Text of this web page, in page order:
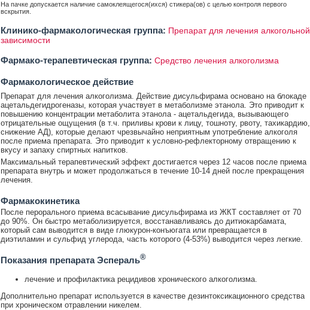
На пачке допускается наличие самоклеящегося(ихся) стикера(ов) с целью контроля первого
вскрытия.
Клинико-фармакологическая группа: Препарат для лечения алкогольной
зависимости
Фармако-терапевтическая группа: Средство лечения алкоголизма
Фармакологическое действие
Препарат для лечения алкоголизма. Действие дисульфирама основано на блокаде
ацетальдегидрогеназы, которая участвует в метаболизме этанола. Это приводит к
повышению концентрации метаболита этанола - ацетальдегида, вызывающего
отрицательные ощущения (в т.ч. приливы крови к лицу, тошноту, рвоту, тахикардию,
снижение АД), которые делают чрезвычайно неприятным употребление алкоголя
после приема препарата. Это приводит к условно-рефлекторному отвращению к
вкусу и запаху спиртных напитков.
Максимальный терапевтический эффект достигается через 12 часов после приема
препарата внутрь и может продолжаться в течение 10-14 дней после прекращения
лечения.
Фармакокинетика
После перорального приема всасывание дисульфирама из ЖКТ составляет от 70
до 90%. Он быстро метаболизируется, восстанавливаясь до дитиокарбамата,
который сам выводится в виде глюкурон-конъюгата или превращается в
диэтиламин и сульфид углерода, часть которого (4-53%) выводится через легкие.
Показания препарата Эспераль®
лечение и профилактика рецидивов хронического алкоголизма.
Дополнительно препарат используется в качестве дезинтоксикационного средства
при хроническом отравлении никелем.